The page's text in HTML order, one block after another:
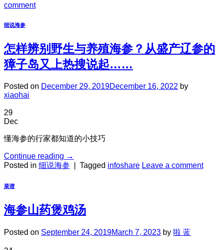
comment
细说海参
怎样辨别野生与养殖海参？从盛产辽参的
獐子岛又上热搜说起……
Posted on December 29, 2019December 16, 2022 by
xiaohai
29
Dec
懂海参的行家都知道的小技巧
Continue reading →
Posted in 细说海参 Tagged infoshare Leave a comment
菜谱
海参山药煲鸡汤
Posted on September 24, 2019March 7, 2023 by 啦 蓝